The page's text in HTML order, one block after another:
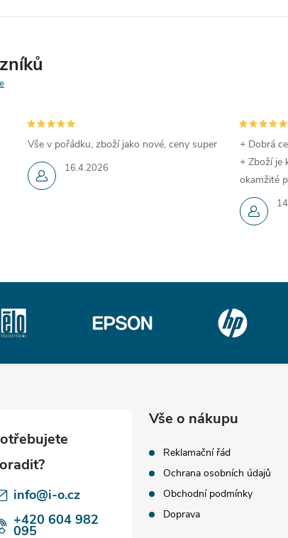
16.4.2026
Vše v pořádku, zboží jako nové, ceny super
+ Dobrá
+ Zboží je
okamžité
info@i-o.cz
+420 604 982
095
Vše o nákupu
Reklamační řád
Ochrana osobních údajů
Obchodní podmínky
Doprava